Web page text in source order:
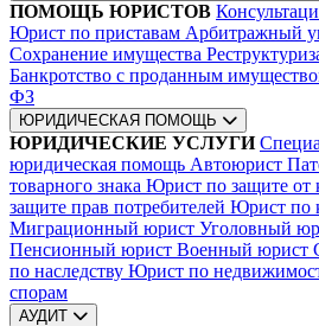
ПОМОЩЬ ЮРИСТОВ
Юрист по приставам Арбитражный
Сохранение имущества
Банкротство с проданным
ФЗ
ЮРИДИЧЕСКАЯ ПОМОЩЬ
ЮРИДИЧЕСКИЕ УСЛУГИ
юридическая помощь Автоюрист
товарного знака Юрист по защите от
защите прав потребителей Юрист по
Миграционный юрист Уголовный
Пенсионный юрист Военный юрист
по наследству Юрист по
спорам
АУДИТ